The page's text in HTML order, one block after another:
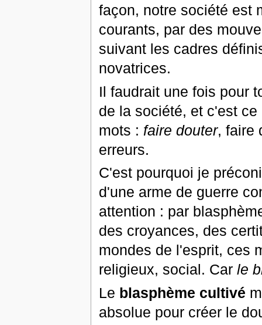
façon, notre société est
courants, par des
suivant les cadres
novatrices.
Il faudrait une fois pour
de la société, et c'est
mots : faire douter, faire
erreurs.
C'est pourquoi je
d'une arme de guerre
attention : par
des croyances, des
mondes de l'esprit, ces
religieux, social. Car le
Le blasphème cultivé
absolue pour créer le